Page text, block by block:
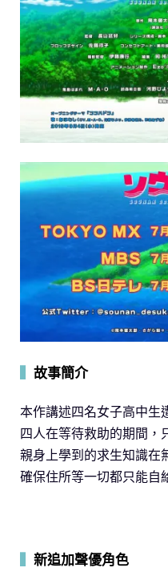
故事簡介
本作講述四名女子高中生
四人在等待救助的期間，
親身上學到的求生知識在
確保住所等一切都只能自
新追加聲優角色